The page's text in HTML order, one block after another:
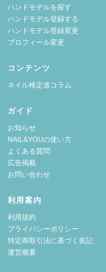
ハンドモデルを探す
ハンドモデル登録する
ハンドモデル登録変更
プロフィール変更
コンテンツ
ネイル検定道コラム
ガイド
お知らせ
NAIL&YOUの使い方
よくある質問
広告掲載
お問い合わせ
利用案内
利用規約
プライバシーポリシー
特定商取引法に基づく表記
運営概要